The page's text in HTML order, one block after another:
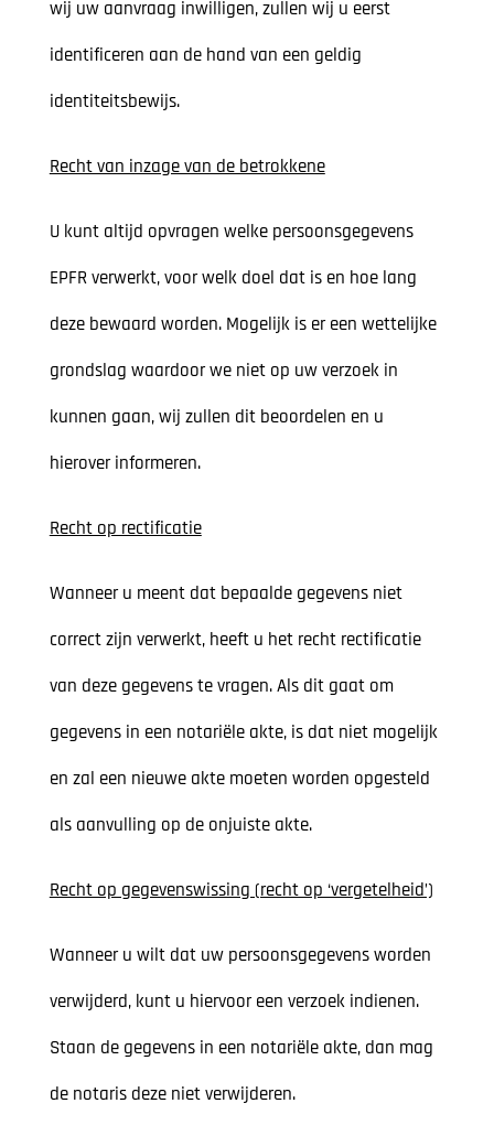
wij uw aanvraag inwilligen, zullen wij u eerst
identificeren aan de hand van een geldig
identiteitsbewijs.
Recht van inzage van de betrokkene
U kunt altijd opvragen welke persoonsgegevens
EPFR verwerkt, voor welk doel dat is en hoe lang
deze bewaard worden. Mogelijk is er een wettelijke
grondslag waardoor we niet op uw verzoek in
kunnen gaan, wij zullen dit beoordelen en u
hierover informeren.
Recht op rectificatie
Wanneer u meent dat bepaalde gegevens niet
correct zijn verwerkt, heeft u het recht rectificatie
van deze gegevens te vragen. Als dit gaat om
gegevens in een notariële akte, is dat niet mogelijk
en zal een nieuwe akte moeten worden opgesteld
als aanvulling op de onjuiste akte.
Recht op gegevenswissing (recht op ‘vergetelheid’)
Wanneer u wilt dat uw persoonsgegevens worden
verwijderd, kunt u hiervoor een verzoek indienen.
Staan de gegevens in een notariële akte, dan mag
de notaris deze niet verwijderen.